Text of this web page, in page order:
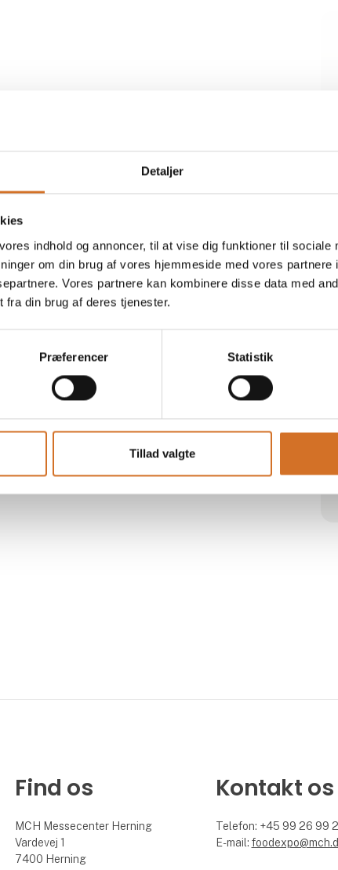
Detaljer
indhold og annoncer, til at vise dig funktioner til sociale
om din brug af vores hjemmeside med vores partnere
Vores partnere kan kombinere disse data med
din brug af deres tjenester.
Præferencer Statistik
Tillad valgte
chaud devant- Feel Good
Recycle - Indian summer
Unisex sko - BEST SELLER
Klassisk Sort dame tjenervest
100%PL
Find os
MCH Messecenter Herning
Vardevej 1
7400 Herning
Kontakt os
Telefon: +45 99 26 99
E-mail: